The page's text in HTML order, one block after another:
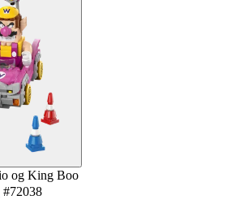
#72038